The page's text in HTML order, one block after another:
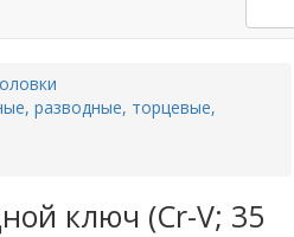
разводные, торцевые,
ключ (Cr-V; 35